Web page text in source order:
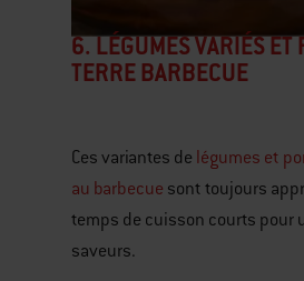
6. LÉGUMES VARIÉS ET
TERRE BARBECUE
Ces variantes de légumes et
au barbecue sont toujours
temps de cuisson courts pour
saveurs.